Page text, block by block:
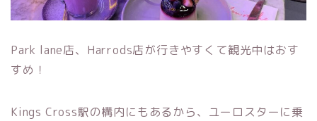
Park lane店、Harrods店が行きやすくて観光中はおす
すめ！
Kings Cross駅の構内にもあるから、ユーロスターに乗